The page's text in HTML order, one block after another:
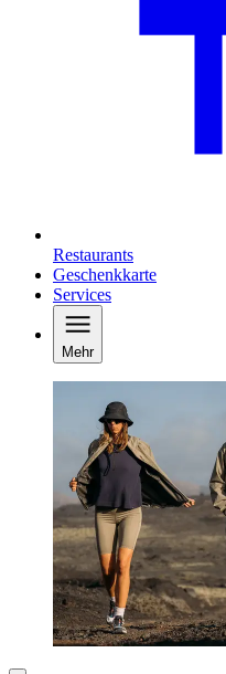
Restaurants
Geschenkkarte
Services
Mehr